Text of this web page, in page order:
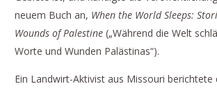
neuem Buch an, When the World Sleeps:
Wounds of Palestine(„Während die Welt
Worte und Wunden Palästinas“).
Ein Landwirt-Aktivist aus Missouri berichtete